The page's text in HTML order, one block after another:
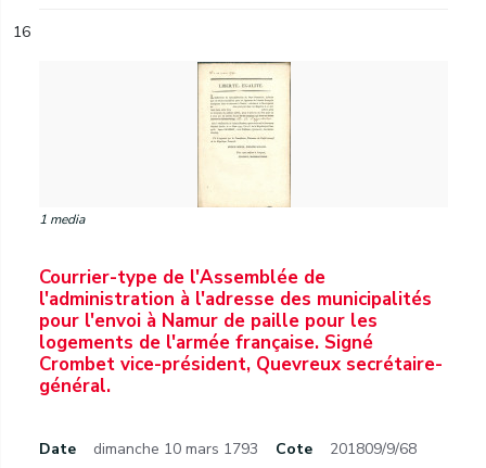
16
1 media
Courrier-type de l'Assemblée de
l'administration à l'adresse des municipalités
pour l'envoi à Namur de paille pour les
logements de l'armée française. Signé
Crombet vice-président, Quevreux secrétaire-
général.
Date dimanche 10 mars 1793 Cote 201809/9/68